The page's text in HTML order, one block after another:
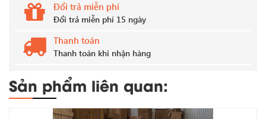
Đổi trả miễn phí
Đổi trả miễn phí 15 ngày
Thanh toán
Thanh toán khi nhận hàng
Sản phẩm liên quan: